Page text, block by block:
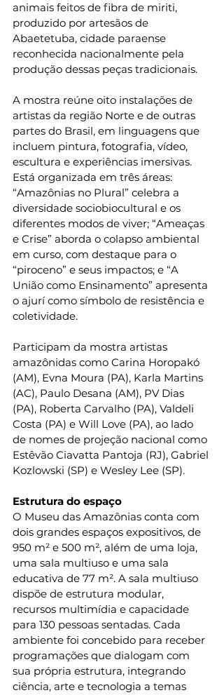
animais feitos de fibra de miriti,
produzido por artesãos de
Abaetetuba, cidade paraense
reconhecida nacionalmente pela
produção dessas peças tradicionais.
A mostra reúne oito instalações de
artistas da região Norte e de outras
partes do Brasil, em linguagens que
incluem pintura, fotografia, vídeo,
escultura e experiências imersivas.
Está organizada em três áreas:
“Amazônias no Plural” celebra a
diversidade sociobiocultural e os
diferentes modos de viver; “Ameaças
e Crise” aborda o colapso ambiental
em curso, com destaque para o
“piroceno” e seus impactos; e “A
União como Ensinamento” apresenta
o ajurí como símbolo de resistência e
coletividade.
Participam da mostra artistas
amazônidas como Carina Horopakó
(AM), Evna Moura (PA), Karla Martins
(AC), Paulo Desana (AM), PV Dias
(PA), Roberta Carvalho (PA), Valdeli
Costa (PA) e Will Love (PA), ao lado
de nomes de projeção nacional como
Estêvão Ciavatta Pantoja (RJ), Gabriel
Kozlowski (SP) e Wesley Lee (SP).
Estrutura do espaço
O Museu das Amazônias conta com
dois grandes espaços expositivos, de
950 m² e 500 m², além de uma loja,
uma sala multiuso e uma sala
educativa de 77 m². A sala multiuso
dispõe de estrutura modular,
recursos multimídia e capacidade
para 130 pessoas sentadas. Cada
ambiente foi concebido para receber
programações que dialogam com
sua própria estrutura, integrando
ciência, arte e tecnologia a temas